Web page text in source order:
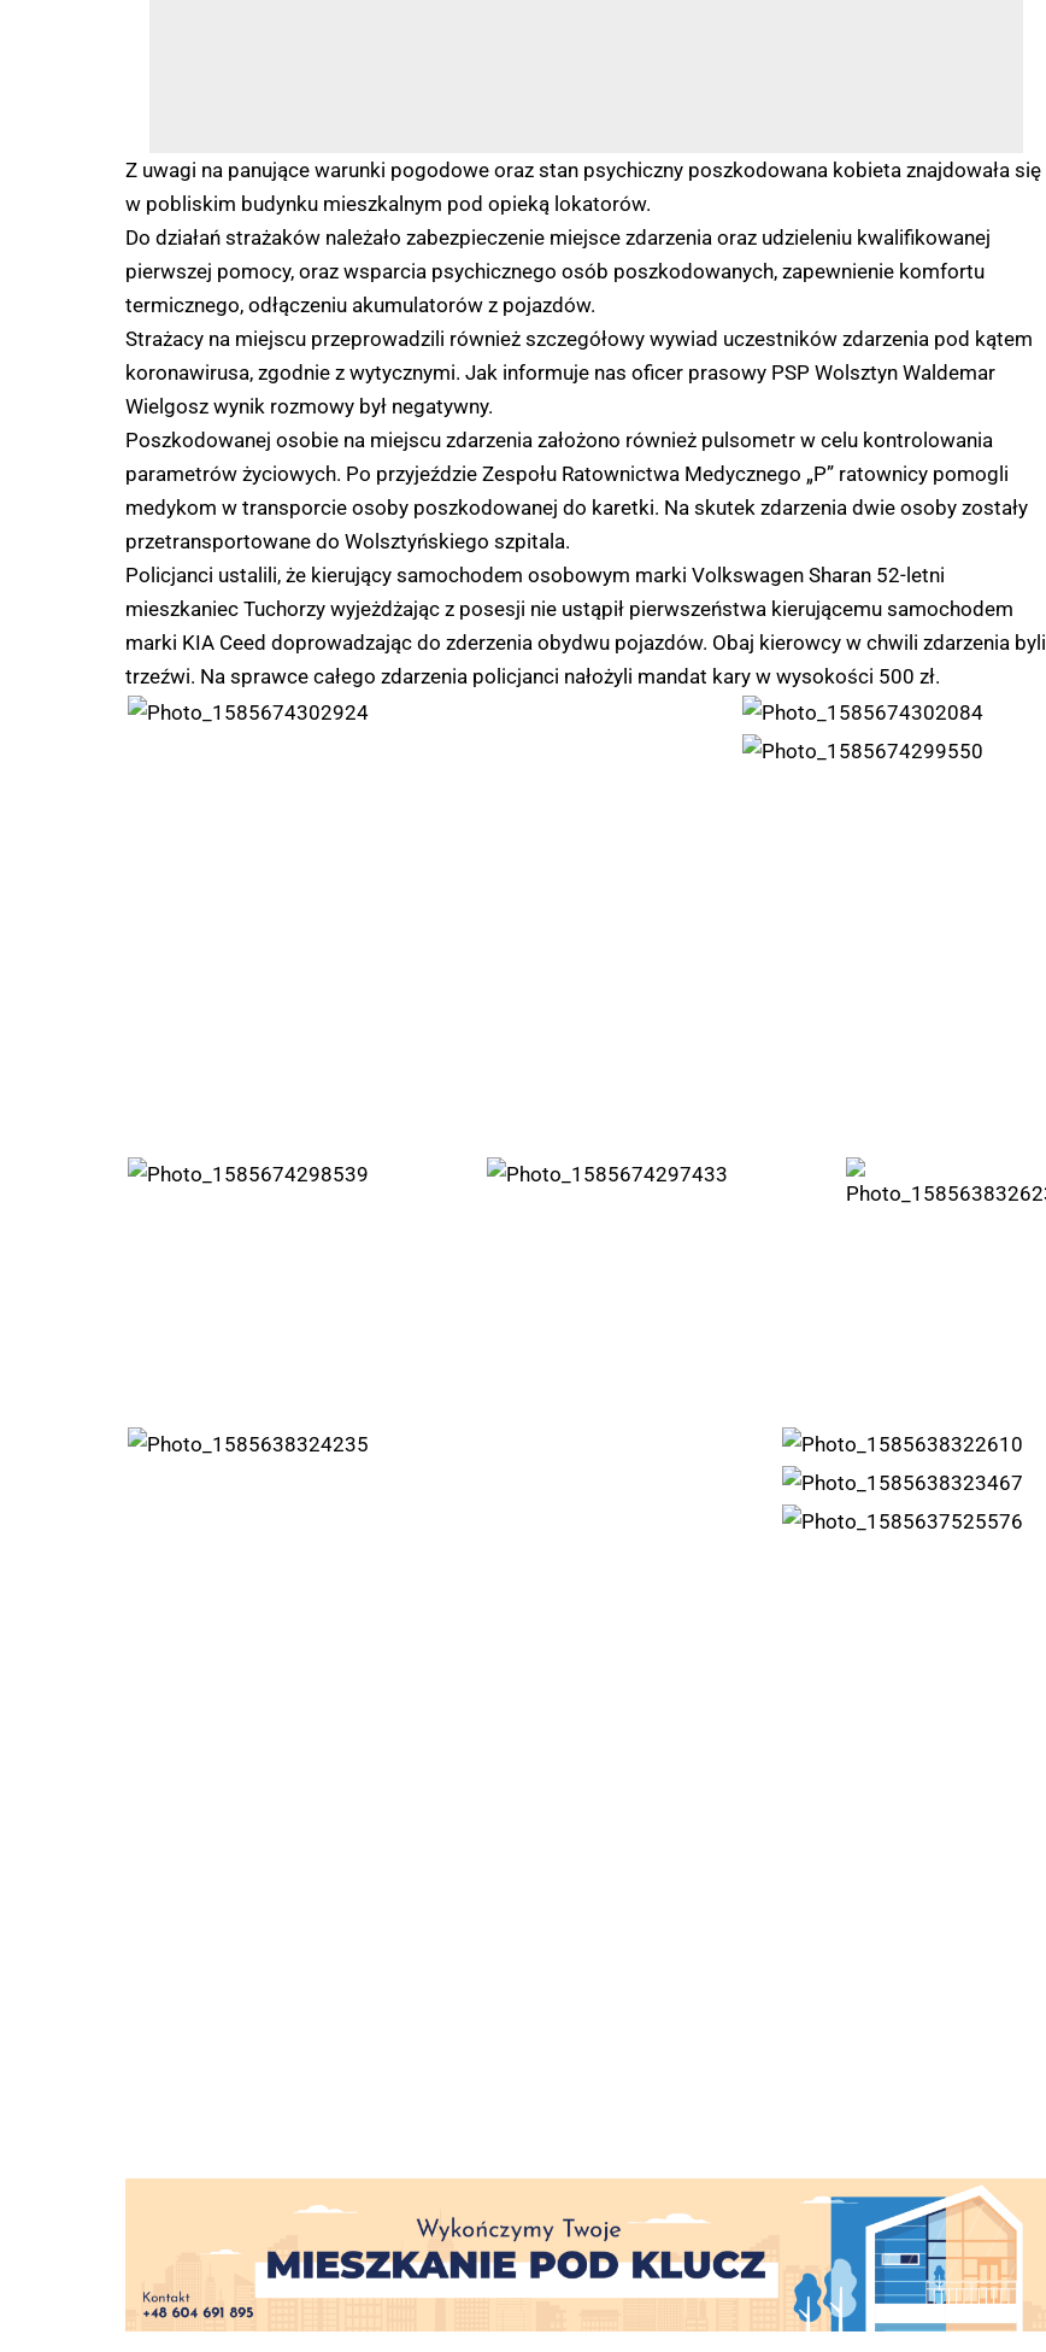
Z uwagi na panujące warunki pogodowe oraz stan psychiczny poszkodowana kobieta znajdowała się
w pobliskim budynku mieszkalnym pod opieką lokatorów.
Do działań strażaków należało zabezpieczenie miejsce zdarzenia oraz udzieleniu kwalifikowanej
pierwszej pomocy, oraz wsparcia psychicznego osób poszkodowanych, zapewnienie komfortu
termicznego, odłączeniu akumulatorów z pojazdów.
Strażacy na miejscu przeprowadzili również szczegółowy wywiad uczestników zdarzenia pod kątem
koronawirusa, zgodnie z wytycznymi. Jak informuje nas oficer prasowy PSP Wolsztyn Waldemar
Wielgosz wynik rozmowy był negatywny.
Poszkodowanej osobie na miejscu zdarzenia założono również pulsometr w celu kontrolowania
parametrów życiowych. Po przyjeździe Zespołu Ratownictwa Medycznego „P” ratownicy pomogli
medykom w transporcie osoby poszkodowanej do karetki. Na skutek zdarzenia dwie osoby zostały
przetransportowane do Wolsztyńskiego szpitala.
Policjanci ustalili, że kierujący samochodem osobowym marki Volkswagen Sharan 52-letni
mieszkaniec Tuchorzy wyjeżdżając z posesji nie ustąpił pierwszeństwa kierującemu samochodem
marki KIA Ceed doprowadzając do zderzenia obydwu pojazdów. Obaj kierowcy w chwili zdarzenia byli
trzeźwi. Na sprawce całego zdarzenia policjanci nałożyli mandat kary w wysokości 500 zł.